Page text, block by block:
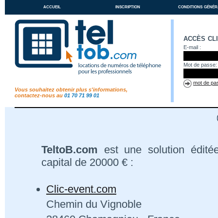
accueil inscription conditions
Vous souhaitez obtenir plus s'informations,
contactez-nous au 01 70 71 99 01
accès
E-mail :
Mot de passe:
mot de
TeltoB.com est une solution
capital de 20000 € :
Clic-event.com
Chemin du Vignoble